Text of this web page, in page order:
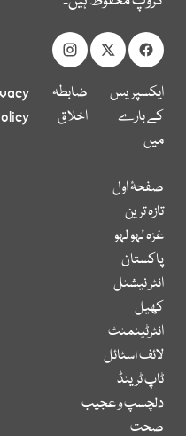
ایکسپریس
کے بارے
میں
ضابطہ
اخلاق
صفحۂ اول
تازہ ترین
غزہ لہو لہو
پاکستان
انٹر نیشنل
کھیل
انٹرٹینمنٹ
لائف اسٹائل
ٹاپ ٹرینڈ
دلچسپ و عجیب
صحت